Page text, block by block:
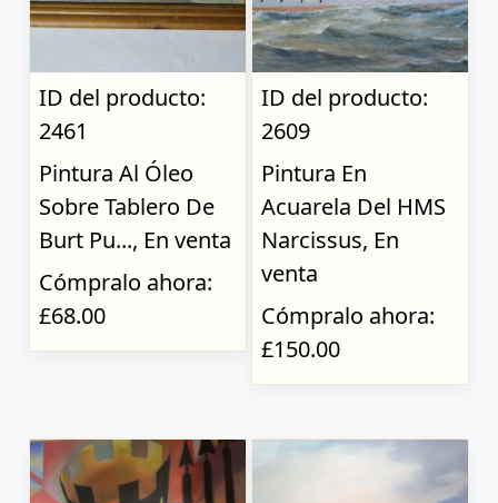
ID del producto:
2461
Pintura Al Óleo
Sobre Tablero De
Burt Pu..., En venta
Cómpralo ahora:
£68.00
ID del producto:
2609
Pintura En
Acuarela Del HMS
Narcissus, En
venta
Cómpralo ahora:
£150.00